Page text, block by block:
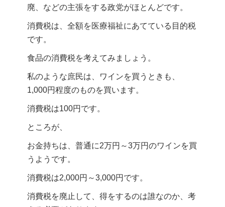
廃、などの主張をする政党がほとんどです。
消費税は、全額を医療福祉にあてている目的税
です。
食品の消費税を考えてみましょう。
私のような庶民は、ワインを買うときも、
1,000円程度のものを買います。
消費税は100円です。
ところが、
お金持ちは、普通に2万円～3万円のワインを買
うようです。
消費税は2,000円～3,000円です。
消費税を廃止して、得をするのは誰なのか、考